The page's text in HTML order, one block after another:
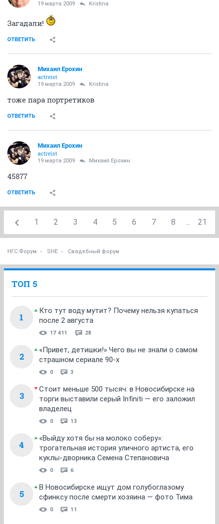
19 марта 2009 Kristina
Загадали!
ОТВЕТИТЬ
Михаил Ерохин
activist
19 марта 2009 Kristina
тоже пара портретиков
ОТВЕТИТЬ
Михаил Ерохин
activist
19 марта 2009 Михаил Ерохин
45877
ОТВЕТИТЬ
1 2 3 4 5 6 7 8 ... 21
НГС.Форум SHE Свадебный форум
ТОП 5
1
Кто тут воду мутит? Почему нельзя купаться
после 2 августа
17 411 28
2
«Привет, детишки!» Чего вы не знали о самом
страшном сериале 90-х
0 3
3
Стоит меньше 500 тысяч: в Новосибирске на
торги выставили серый Infiniti — его заложил
владелец
0 13
4
«Выйду хотя бы на молоко соберу»:
трогательная история уличного артиста, его
куклы-дворника Семена Степановича
0 6
5
В Новосибирске ищут дом голубоглазому
сфинксу после смерти хозяина — фото Тима
0 11